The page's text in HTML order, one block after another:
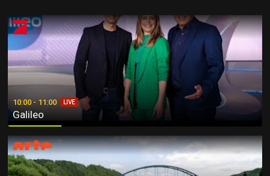
10:00 - 11:00 LIVE
Galileo
Galileo
Leben an der Elbe